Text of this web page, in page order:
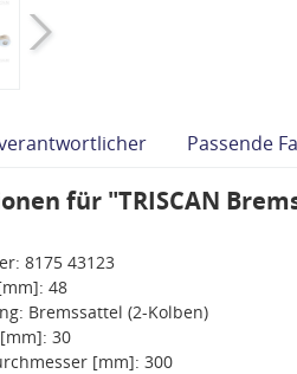
Passende
für "TRISCAN
8175 43123
48
Bremssattel (2-Kolben)
30
[mm]: 300